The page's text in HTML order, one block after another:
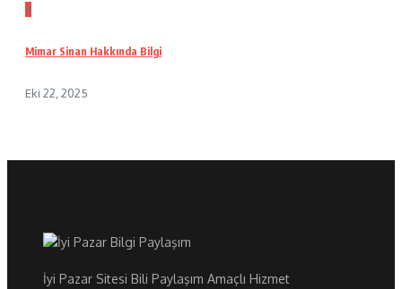
3
Mimar Sinan Hakkında Bilgi
Eki 22, 2025
İyi Pazar Sitesi Bili Paylaşım Amaçlı Hizmet